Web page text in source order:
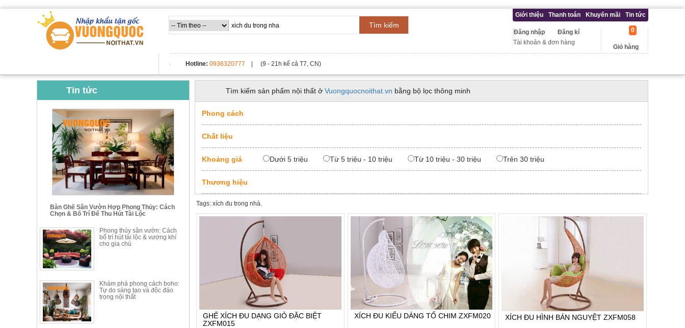
Trang
Minh
Tìm kiếm
Giới thiệu Thanh toán Khuyến mãi Tin tức
Đăng kí
Đăng nhập
Tài khoản & đơn hàng
Giỏ hàng
0
Hotline: 0936320777 | (9 - 21h kể cả T7, CN)
Tin tức
Bàn Ghế Sân Vườn Hợp Phong Thủy: Cách
Chọn & Bố Trí Để Thu Hút Tài Lộc
Phong thủy sân vườn: Cách
bố trí hút tài lộc & vượng khí
cho gia chủ
Khám phá phong cách boho:
Tự do sáng tạo và độc đáo
trong nội thất
Tìm kiếm sản phẩm nội thất ở Vuongquocnoithat.vn bằng bộ lọc thông minh
Phong cách
Chất liệu
Khoảng giá Dưới 5 triệu Từ 5 triệu - 10 triệu Từ 10 triệu - 30 triệu Trên 30 triệu
Thương hiệu
Tags: xích đu trong nhà.
GHẾ XÍCH ĐU DẠNG GIỎ ĐẶC BIỆT
ZXFM015
XÍCH ĐU KIỂU DÁNG TỔ CHIM ZXFM020 XÍCH ĐU HÌNH BÁN NGUYỆT ZXFM058